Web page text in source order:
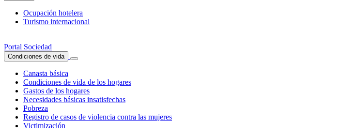
Ocupación hotelera
Turismo internacional
Portal Sociedad
Condiciones de vida
Canasta básica
Condiciones de vida de los hogares
Gastos de los hogares
Necesidades básicas insatisfechas
Pobreza
Registro de casos de violencia contra las mujeres
Victimización